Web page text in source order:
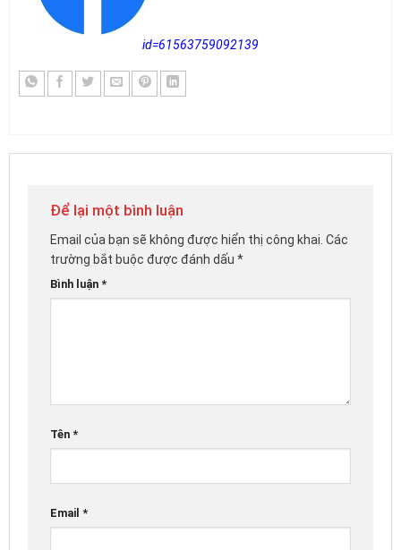
id=61563759092139
Để lại một bình luận
Email của bạn sẽ không được hiển thị công khai. Các
trường bắt buộc được đánh dấu *
Bình luận *
Tên *
Email *